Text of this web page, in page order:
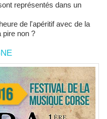
représentés dans un
de l'apéritif avec de la
pire non ?